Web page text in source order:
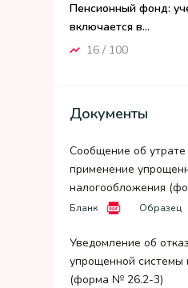
Пенсионный фонд:
включается в...
16 / 100
Документы
Сообщение об
применение
налогообложения
Бланк Образец
Уведомление об
упрощенной системы
(форма № 26.2-3)